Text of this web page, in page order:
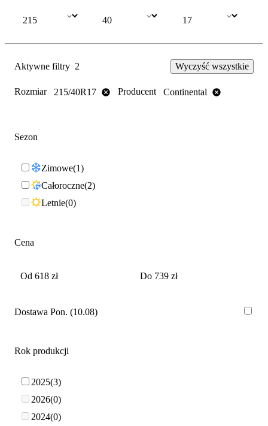
Aktywne filtry 2 Wyczyść wszystkie
Rozmiar 215/40R17 Producent Continental
Sezon
Zimowe 1
Całoroczne 2
Letnie 0
Cena
Dostawa Pon. (10.08)
Rok produkcji
2025 3
2026 0
2024 0